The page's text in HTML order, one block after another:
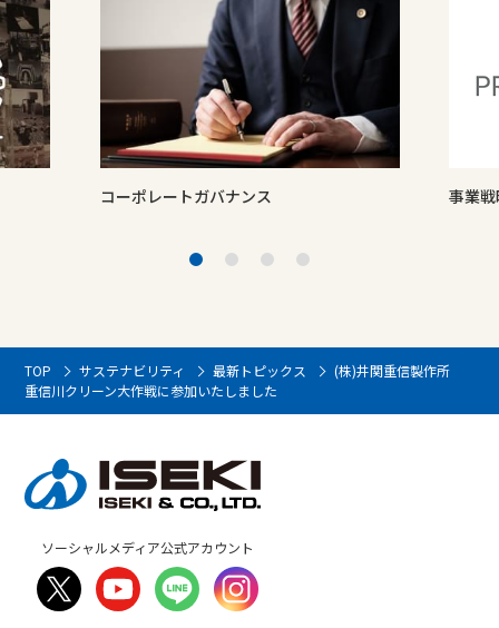
コーポレートガバナンス 事業
TOP サステナビリティ 最新トピックス
(株)井関重信製作所
重信川クリーン大作戦に参加いたしました
ソーシャルメディア公式アカウント